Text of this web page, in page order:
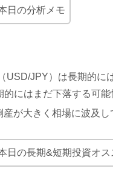
日の分析メモ
USD/JPY）は長期的に
的にはまだ下落する可能
産が大きく相場に波及し
日の長期&短期投資オス